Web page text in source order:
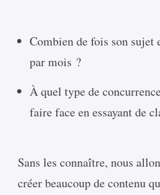
Combien de fois son sujet
par mois ?
À quel type de
faire face en essayant de
Sans les connaître, nous
créer beaucoup de contenu